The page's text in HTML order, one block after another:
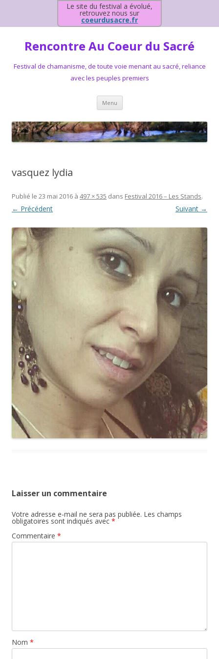
Le site du festival a évolué,
retrouvez nous sur
coeurdusacre.fr
Rencontre Au Coeur du Sacré
Festival de chamanisme, de toute voie menant au sacré, reliance
avec les peuples premiers
Menu Aller au contenu principal
vasquez lydia
Publié le 23 mai 2016 à 497 × 535 dans Festival 2016 – Les Stands.
← Précédent Suivant →
Laisser un commentaire
Votre adresse e-mail ne sera pas publiée. Les champs
obligatoires sont indiqués avec *
Commentaire *
Nom *